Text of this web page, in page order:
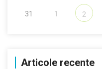
31 1 2
Articole recente